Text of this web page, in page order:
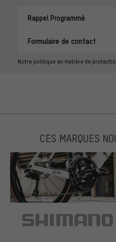
Rappel Programmé
Formulaire de contact
Notre politique en matière de
CES MARQUES